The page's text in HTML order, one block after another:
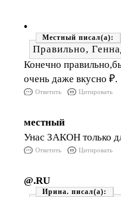
•
Местный
Правильно,
Конечно
очень даже вкусно ₽.
Ответить Цитировать
местный
Унас ЗАКОН только
Ответить Цитировать
@.RU
Ирина.